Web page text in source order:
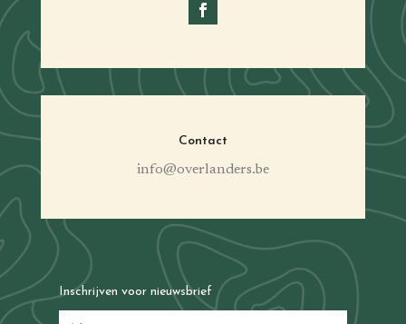
Contact
info@overlanders.be
Inschrijven voor nieuwsbrief